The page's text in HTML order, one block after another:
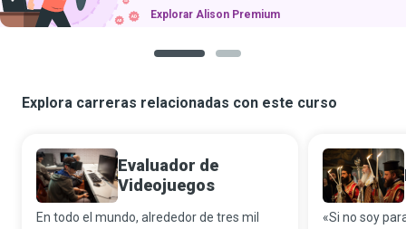
Explorar Alison Premium
Explora carreras relacionadas con este curso
Evaluador de
Videojuegos
En todo el mundo, alrededor de tres mil «Si no soy